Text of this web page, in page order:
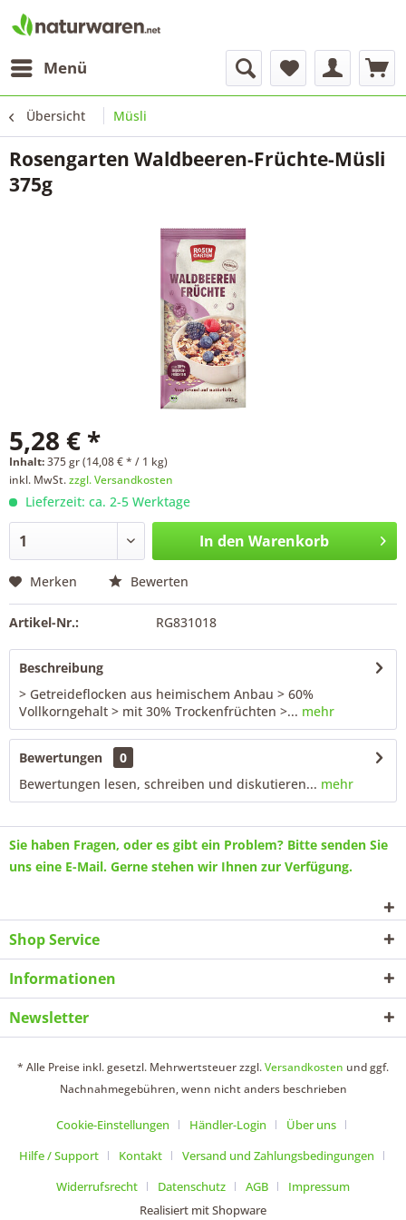
Menü
Übersicht Müsli
Rosengarten Waldbeeren-Früchte-Müsli
375g
5,28 € *
Inhalt:375 gr (14,08 € * / 1 kg)
inkl. MwSt.zzgl. Versandkosten
Lieferzeit: ca. 2-5 Werktage
In den Warenkorb
Merken Bewerten
Artikel-Nr.: RG831018
Beschreibung
> Getreideflocken aus heimischem Anbau > 60%
Vollkorngehalt > mit 30% Trockenfrüchten >... mehr
Bewertungen
0
Bewertungen lesen, schreiben und diskutieren... mehr
Sie haben Fragen, oder es gibt ein Problem? Bitte senden Sie
uns eine E-Mail. Gerne stehen wir Ihnen zur Verfügung.
Shop Service
Informationen
Newsletter
* Alle Preise inkl. gesetzl. Mehrwertsteuer zzgl.Versandkosten und ggf.
Nachnahmegebühren, wenn nicht anders beschrieben
Cookie-Einstellungen Händler-Login
Über uns
Hilfe / Support
Kontakt
Versand und Zahlungsbedingungen
Widerrufsrecht
Datenschutz AGB
Impressum
Realisiert mit Shopware